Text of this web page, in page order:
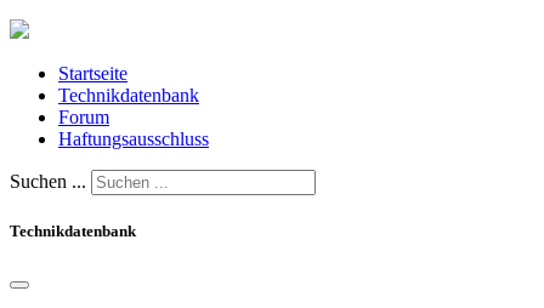
Startseite
Technikdatenbank
Forum
Haftungsausschluss
Suchen ...
Technikdatenbank